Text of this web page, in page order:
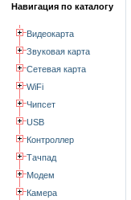
Навигация по каталогу
Видеокарта
Звуковая карта
Сетевая карта
WiFi
Чипсет
USB
Контроллер
Тачпад
Модем
Камера